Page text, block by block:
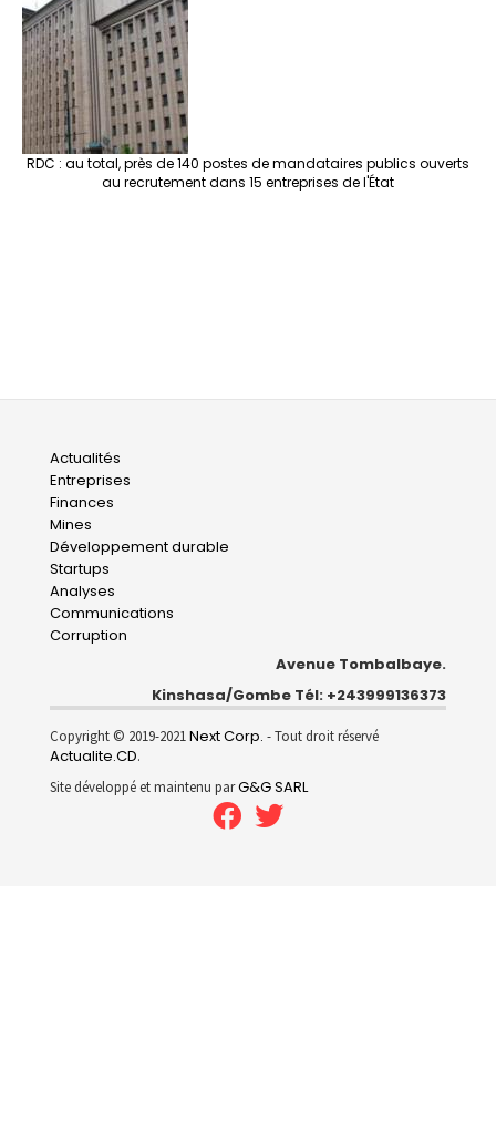
RDC : au total, près de 140 postes de mandataires publics ouverts
au recrutement dans 15 entreprises de l'État
Main
navigation
Actualités
Entreprises
Finances
Mines
Développement durable
Startups
Analyses
Communications
Corruption
Avenue Tombalbaye.
Kinshasa/Gombe Tél: +243999136373
Copyright © 2019-2021Next Corp. - Tout droit réservé
Actualite.CD.
Site développé et maintenu parG&G SARL